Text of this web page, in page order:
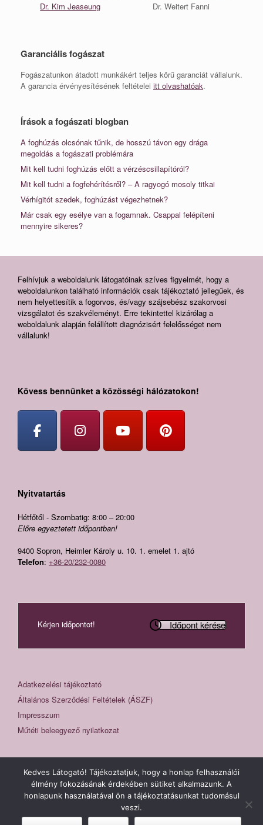
Dr. Kim Jeaseung Dr. Weitert Fanni
Garanciális fogászat
Fogászatunkon átadott munkákért teljes körű garanciát vállalunk.
A garancia érvényesítésének feltételei itt olvashatóak.
Írások a fogászati blogban
A foghúzás olcsónak tűnik, de hosszú távon egy drága
megoldás a fogászati problémára
Mit kell tudni foghúzás előtt a vérzéscsillapítóról?
Mit kell tudni a fogfehérítésről? – A ragyogó mosoly titkai
Vérhígitót szedek, foghúzást végezhetnek?
Már csak egy esélye van a fogamnak. Csappal felépíteni
mennyire sikeres?
Felhívjuk a weboldalunk látogatóinak szíves figyelmét, hogy a
weboldalunkon található információk csak tájékoztató jellegűek, és
nem helyettesítik a fogorvos, és/vagy szájsebész szakorvosi
vizsgálatot és szakvéleményt. Erre tekintettel kizárólag a
weboldalunk alapján felállított diagnózisért felelősséget nem
vállalunk!
Kövess bennünket a közösségi hálózatokon!
Nyitvatartás
Hétfőtől - Szombatig: 8:00 – 20:00
Előre egyeztetett időpontban!
9400 Sopron, Heimler Károly u. 10. 1. emelet 1. ajtó
Telefon: +36-20/232-0080
Kérjen időpontot! Időpont kérése
Adatkezelési tájékoztató
Általános Szerződési Feltételek (ÁSZF)
Impresszum
Műtéti beleegyező nyilatkozat
Fogászat, fogorvosi rendelő Sopron - Hermesz Dental © 2026
Kedves Látogató! Tájékoztatjuk, hogy a honlap felhasználói
élmény fokozásának érdekében sütiket alkalmazunk. A
honlapunk használatával ön a tájékoztatásunkat tudomásul
veszi.